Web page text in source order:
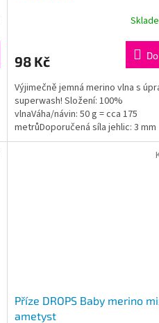
je
z
5
hvězdiček.
98 Kč
Výjimečně jemná merino vlna s
superwash! Složení: 100%
vlnaVáha/návin: 50 g = cca 175
metrůDoporučená síla jehlic: 3 mm
Instagram: #dropsbabymerino
Příze DROPS Baby merino
ametyst